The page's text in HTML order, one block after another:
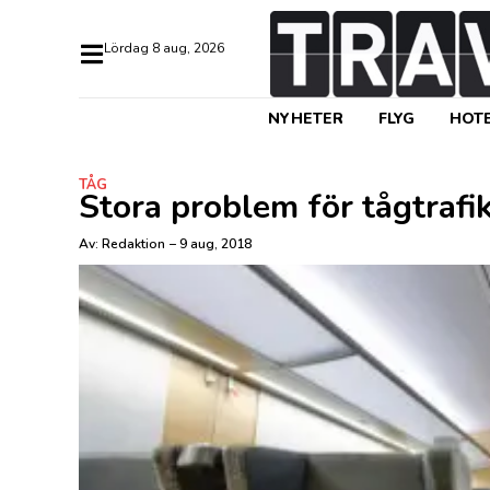
lördag 8 aug, 2026
NYHETER FLYG
TÅG
Stora problem för
Av: Redaktion –9 aug, 2018